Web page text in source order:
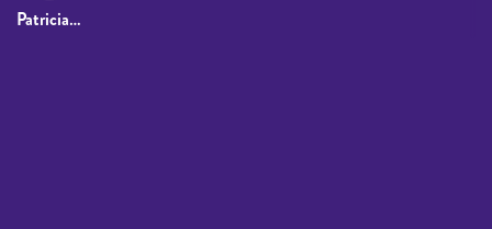
Patricia Amengual Gordiola